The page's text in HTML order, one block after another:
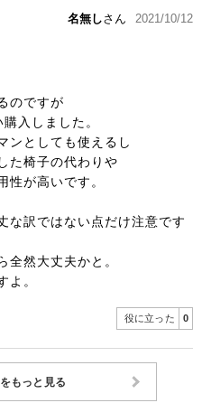
名無しさん 2021/10/12
のですが
入しました。
ンとしても使えるし
た椅子の代わりや
性が高いです。
な訳ではない点だけ注意です
全然大丈夫かと。
よ。
役に立った 0
もっと見る